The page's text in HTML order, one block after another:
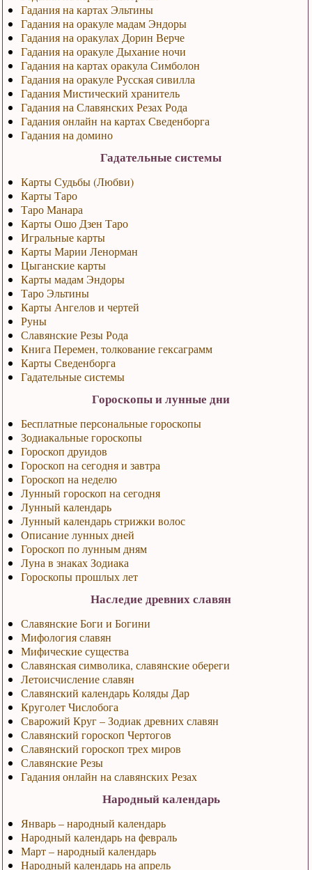
Гадания на картах Эльтины
Гадания на оракуле мадам Эндоры
Гадания на оракулах Дорин Верче
Гадания на оракуле Дыхание ночи
Гадания на картах оракула Симболон
Гадания на оракуле Русская сивилла
Гадания Мистический хранитель
Гадания на Славянских Резах Рода
Гадания онлайн на картах Сведенборга
Гадания на домино
Гадательные системы
Карты Судьбы (Любви)
Карты Таро
Таро Манара
Карты Ошо Дзен Таро
Игральные карты
Карты Марии Ленорман
Цыганские карты
Карты мадам Эндоры
Таро Эльтины
Карты Ангелов и чертей
Руны
Славянские Резы Рода
Книга Перемен, толкование гексаграмм
Карты Сведенборга
Гадательные системы
Гороскопы и лунные дни
Бесплатные персональные гороскопы
Зодиакальные гороскопы
Гороскоп друидов
Гороскоп на сегодня и завтра
Гороскоп на неделю
Лунный гороскоп на сегодня
Лунный календарь
Лунный календарь стрижки волос
Описание лунных дней
Гороскоп по лунным дням
Луна в знаках Зодиака
Гороскопы прошлых лет
Наследие древних славян
Славянские Боги и Богини
Мифология славян
Мифические существа
Славянская символика, славянские обереги
Летоисчисление славян
Славянский календарь Коляды Дар
Круголет Числобога
Сварожий Круг – Зодиак древних славян
Славянский гороскоп Чертогов
Славянский гороскоп трех миров
Славянские Резы
Гадания онлайн на славянских Резах
Народный календарь
Январь – народный календарь
Народный календарь на февраль
Март – народный календарь
Народный календарь на апрель